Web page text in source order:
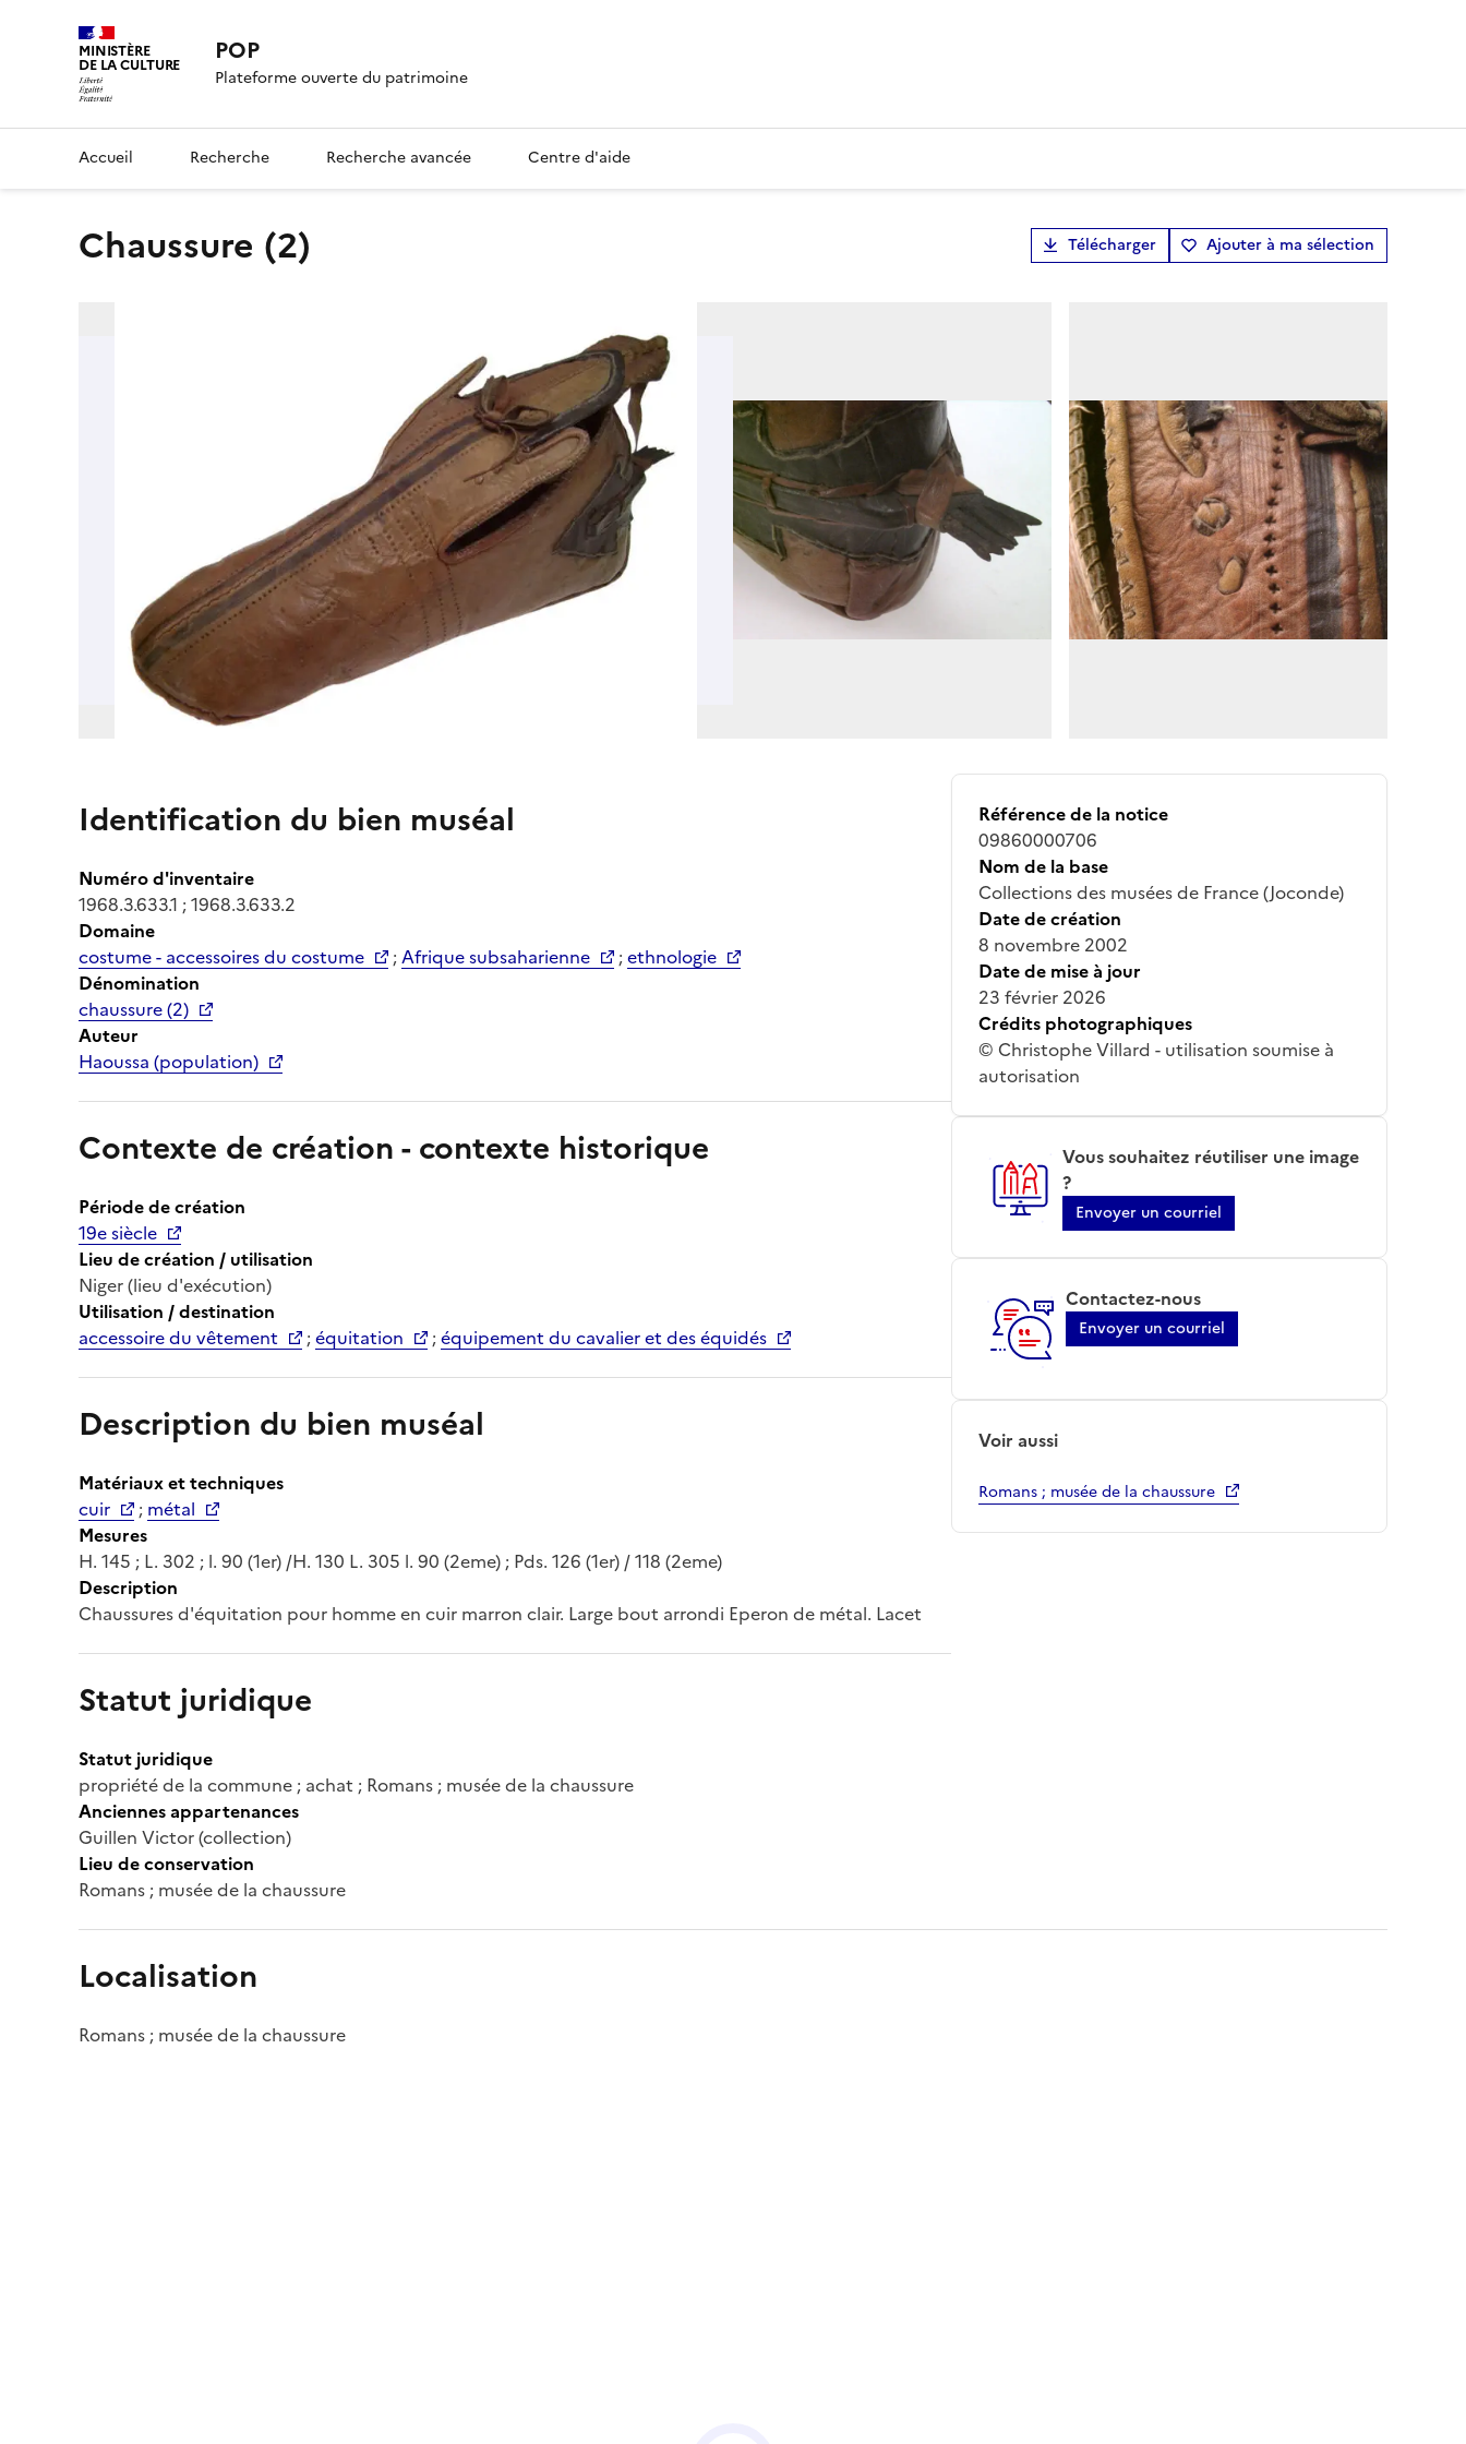
MINISTÈRE
DE LA CULTURE POP
Plateforme ouverte du patrimoine
Accueil Recherche Recherche avancée Centre d'aide
chaussure (2) Télécharger Ajouter à ma sélection
Identification du bien muséal
Numéro d'inventaire
1968.3.633.1 ; 1968.3.633.2
Domaine
costume - accessoires du costume
;Afrique subsaharienne ;ethnologie
Dénomination
chaussure (2)
Auteur
Haoussa (population)
Contexte de création - contexte historique
Période de création
19e siècle
Lieu de création / utilisation
Niger (lieu d'exécution)
Utilisation / destination
accessoire du vêtement
;équitation ;équipement du cavalier et des équidés
Description du bien muséal
Matériaux et techniques
cuir
; métal
Mesures
H. 145 ; L. 302 ; l. 90 (1er) /H. 130 L. 305 l. 90 (2eme) ; Pds. 126 (1er) / 118 (2eme)
Description
Chaussures d'équitation pour homme en cuir marron clair. Large bout arrondi Eperon de métal. Lacet
Statut juridique
Statut juridique
propriété de la commune ; achat ; Romans ; musée de la chaussure
Anciennes appartenances
Guillen Victor (collection)
Lieu de conservation
Romans ; musée de la chaussure
Référence de la notice
09860000706
Nom de la base
Collections des musées de France (Joconde)
Date de création
8 novembre 2002
Date de mise à jour
23 février 2026
Crédits photographiques
© Christophe Villard - utilisation soumise à
autorisation
Vous souhaitez réutiliser une image
?
Envoyer un courriel
Contactez-nous
Envoyer un courriel
Voir aussi
Romans ; musée de la chaussure
Localisation
Romans ; musée de la chaussure